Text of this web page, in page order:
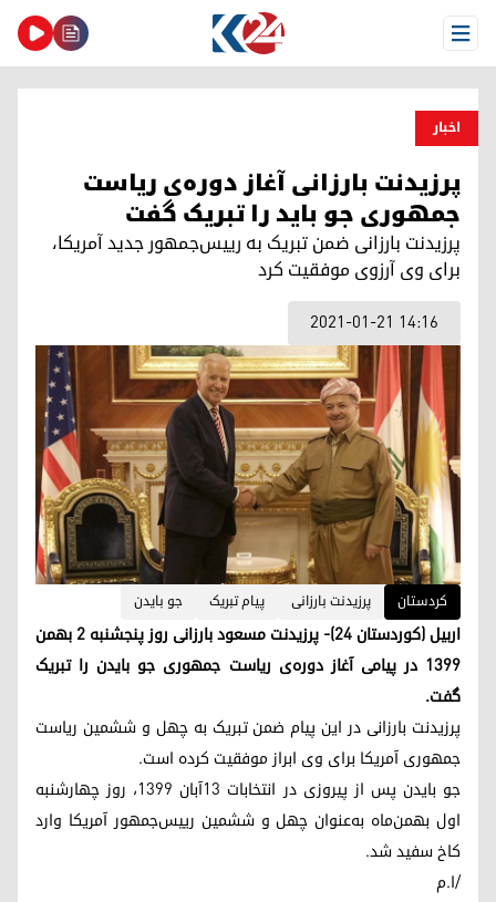
Open Menu
اخبار
پرزیدنت بارزانی آغاز دوره‌ی ریاست
جمهوری جو باید را تبریک گفت
پرزیدنت بارزانی ضمن تبریک بە رییس‌جمهور جدید آمریکا،
برای وی آرزوی موفقیت کرد
2021-01-21 14:16
کردستان پرزیدنت بارزانی پیام تبریک جو بایدن
اربیل (کوردستان ۲۴)- پرزیدنت مسعود بارزانی روز پنجشنبه ٢ بهمن
١٣٩٩ در پیامی آغاز دوره‌ی ریاست جمهوری جو بایدن را تبریک
گفت.
پرزیدنت بارزانی در این پیام ضمن تبریک بە چهل و ششمین ریاست
جمهوری آمریکا برای وی ابراز موفقیت کرده است.
جو بایدن پس از پیروزی در انتخابات ۱۳آبان ۱۳۹۹، روز چهارشنبه
اول بهمن‌ماه به‌عنوان چهل و ششمین رییس‌جمهور آمریکا وارد
کاخ سفید شد.
/ا.م